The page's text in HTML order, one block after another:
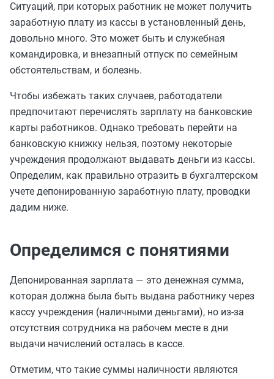
Ситуаций, при которых работник не может получить
заработную плату из кассы в установленный день,
довольно много. Это может быть и служебная
командировка, и внезапный отпуск по семейным
обстоятельствам, и болезнь.
Чтобы избежать таких случаев, работодатели
предпочитают перечислять зарплату на банковские
карты работников. Однако требовать перейти на
банковскую книжку нельзя, поэтому некоторые
учреждения продолжают выдавать деньги из кассы.
Определим, как правильно отразить в бухгалтерском
учете депонированную заработную плату, проводки
дадим ниже.
Определимся с понятиями
Депонированная зарплата — это денежная сумма,
которая должна была быть выдана работнику через
кассу учреждения (наличными деньгами), но из-за
отсутствия сотрудника на рабочем месте в дни
выдачи начислений осталась в кассе.
Отметим, что такие суммы наличности являются